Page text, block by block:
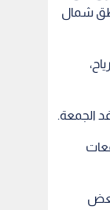
شمال
الجمعة.
بعض